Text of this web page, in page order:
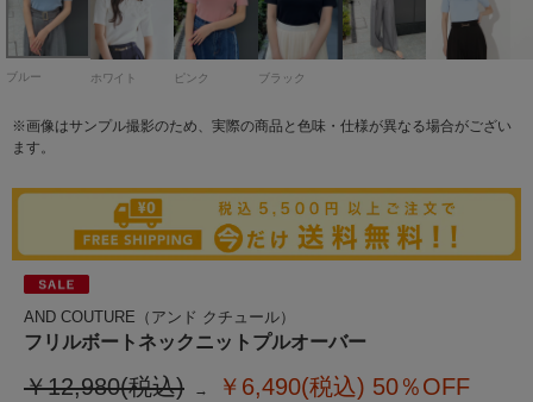
ブルー ホワイト ピンク ブラック
※画像はサンプル撮影のため、実際の商品と色味・仕様が異なる場合がござい
ます。
AND COUTURE（アンド クチュール）
フリルボートネックニットプルオーバー
￥12,980(税込) ￥6,490(税込) 50％OFF